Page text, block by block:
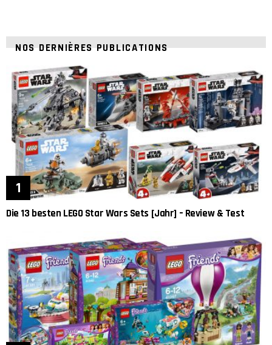
NOS DERNIÈRES PUBLICATIONS
Die 13 besten LEGO Star Wars Sets [Jahr] – Review & Test